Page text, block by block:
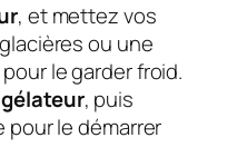
, et mettez vos
ou une
pour le garder froid.
, puis
pour le démarrer